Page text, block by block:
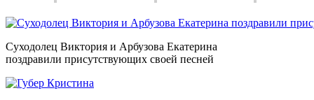
Суходолец Виктория и Арбузова Екатерина
поздравили присутствующих своей песней